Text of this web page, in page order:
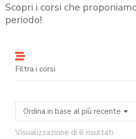
Scopri i corsi che
periodo!
Filtra i corsi
Visualizzazione di 6 risultati